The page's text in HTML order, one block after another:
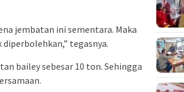
jembatan ini sementara. Maka
tegasnya.
bailey sebesar 10 ton. Sehingga